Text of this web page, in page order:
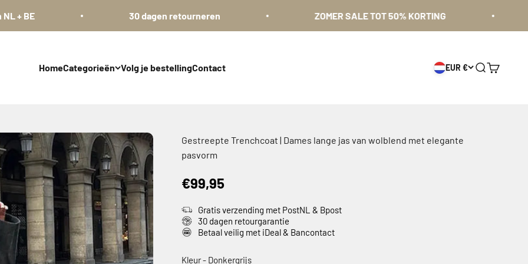
30 dagen retourneren ZOMER SALE TOT 50% KORTING
HomeCategorieën Volg je bestellingContact EUR € Zoeken
Gestreepte Trenchcoat | Dames lange jas van wolblend met elegante
pasvorm
€99,95
Gratis verzending met PostNL & Bpost
30 dagen retourgarantie
Betaal veilig met iDeal & Bancontact
Kleur- DonkergrijsKleur